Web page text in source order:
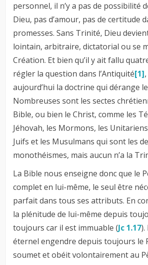
personnel, il n’y a pas de possibilité
Dieu, pas d’amour, pas de certitude
promesses. Sans Trinité, Dieu
lointain, arbitraire, dictatorial ou se
Création. Et bien qu’il y ait fallu
régler la question dans l’Antiquité[1]
aujourd’hui la doctrine qui dérange
Nombreuses sont les sectes
Bible, ou bien le Christ, comme les
Jéhovah, les Mormons, les
Juifs et les Musulmans qui sont les
monothéismes, mais aucun n’a la
La Bible nous enseigne donc que le
complet en lui-même, le seul être
parfait dans tous ses attributs. En
la plénitude de lui-même depuis
toujours car il est immuable (Jc 1.17).
éternel engendre depuis toujours le
soumet et obéit volontairement au